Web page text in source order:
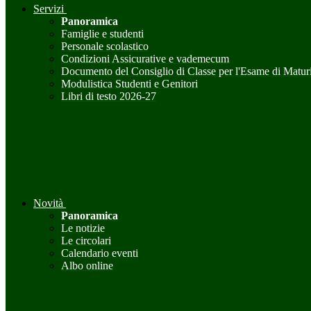
Servizi
Panoramica
Famiglie e studenti
Personale scolastico
Condizioni Assicurative e vademecum
Documento del Consiglio di Classe per l'Esame di
Modulistica Studenti e Genitori
Libri di testo 2026-27
Novità
Panoramica
Le notizie
Le circolari
Calendario eventi
Albo online